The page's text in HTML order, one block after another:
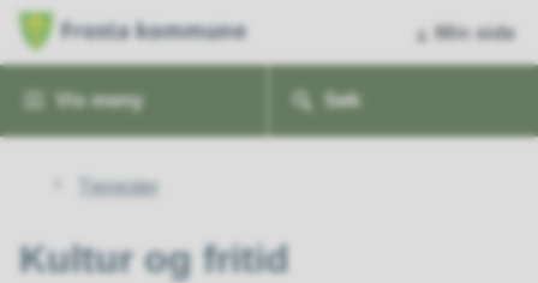
Vis meny Søk
Min side
Tjenester
Kultur og fritid